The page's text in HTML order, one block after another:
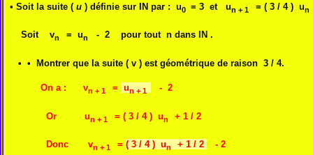
• Soit la suite ( u ) définie sur IN par : u0 = 3 et un + 1 = ( 3 / 4 ) u
Soit vn = un - 2 pour tout n dans IN .
• • Montrer que la suite ( v ) est géométrique de raison 3 / 4.
On a : vn + 1 = un + 1 - 2
Or un + 1 = ( 3 / 4 ) un + 1 / 2
Donc vn + 1 = ( 3 / 4 ) un + 1 / 2 - 2